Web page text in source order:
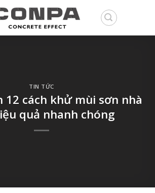
TIN TỨC
12 cách khử mùi sơn nhà
quả nhanh chóng